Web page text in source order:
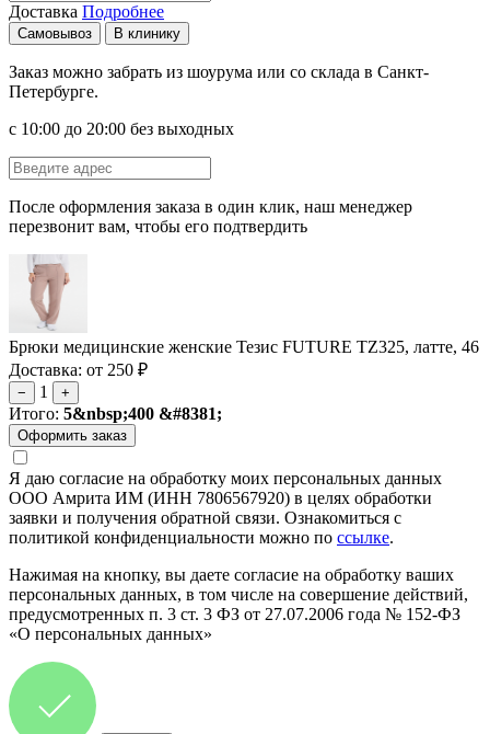
Доставка Подробнее
Самовывоз В клинику
Заказ можно забрать из шоурума или со склада в Санкт-
Петербурге.
с 10:00 до 20:00 без выходных
После оформления заказа в один клик, наш менеджер
перезвонит вам, чтобы его подтвердить
Брюки медицинские женские Тезис FUTURE TZ325, латте, 46
Доставка: от 250 ₽
− 1 +
Итого: 5&nbsp;400 &#8381;
Я даю согласие на обработку моих персональных данных
ООО Амрита ИМ (ИНН 7806567920) в целях обработки
заявки и получения обратной связи. Ознакомиться с
политикой конфиденциальности можно по ссылке.
Нажимая на кнопку, вы даете согласие на обработку ваших
персональных данных, в том числе на совершение действий,
предусмотренных п. 3 ст. 3 ФЗ от 27.07.2006 года № 152-ФЗ
«О персональных данных»